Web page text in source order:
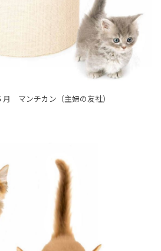
月 マンチカン（主婦の友社）